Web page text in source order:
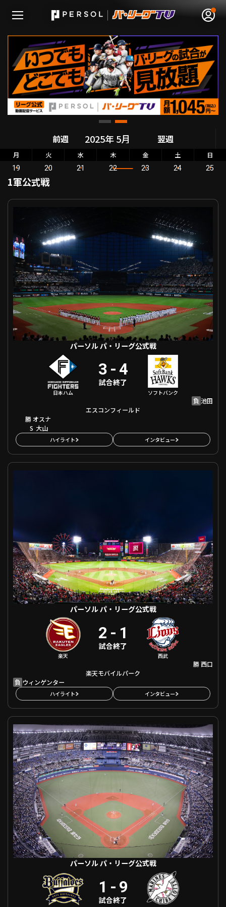
無料アカウント登録 ログイン
HOME
日程･結果
順位表･成績
1軍公式戦
ファーム東地区
ファーム中地区
ファーム西地区
交流戦
選手名鑑
選手名鑑トップ
北海道日本ハムファイターズ
東北楽天ゴールデンイーグルス
埼玉西武ライオンズ
千葉ロッテマリーンズ
オリックス・バファローズ
福岡ソフトバンクホークス
ニュース
設定
特定商取引法の表示 アルバイト募集 （別ウィンドウで開く
動画を検索（選手・チーム・プレー内容…）
前週 翌週
月 火 水 木 金 土 日
19 20 21 22 23 24 25
1軍公式戦
パーソル パ・リーグ公式戦 北海道日本ハム VS 福岡ソフトバンク
パーソル パ・リーグ公式戦
日本ハム
3 -4
試合終了
ソフトバンク
負 池田
エスコンフィールド
勝オスナ
S 大山
ハイライト インタビュー
パーソル パ・リーグ公式戦 東北楽天 VS 埼玉西武
パーソル パ・リーグ公式戦
楽天
2 - 1
試合終了
西武
勝西口
楽天モバイルパーク
負 ウィンゲンター
ハイライト インタビュー
パーソル パ・リーグ公式戦 オリックス VS 千葉ロッテ
パーソル パ・リーグ公式戦
1 - 9
試合終了